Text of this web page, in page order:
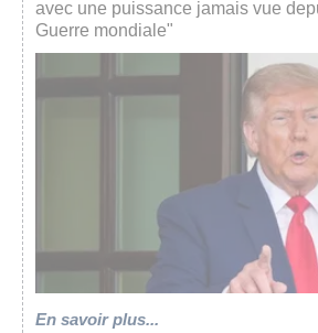
avec une puissance jamais vue
Guerre mondiale"
En savoir plus...